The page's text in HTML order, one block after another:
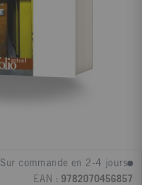
Sur commande en 2-4 jours
EAN : 9782070456857